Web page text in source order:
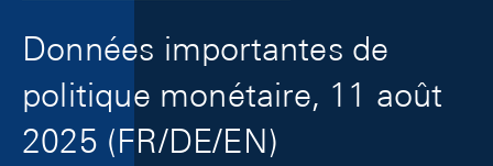
Données importantes de
politique monétaire, 11 août
2025 (FR/DE/EN)